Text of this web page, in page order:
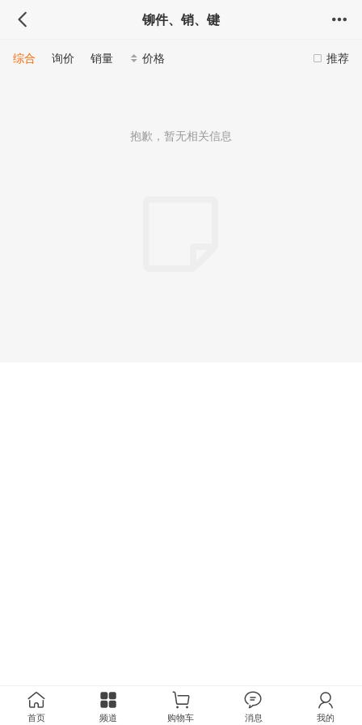
铆件、销、键
推荐
综合 询价 销量 价格
抱歉，暂无相关信息
首页 频道 购物车 消息 我的